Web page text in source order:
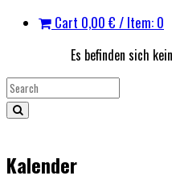
Cart 0,00 € / Item: 0
Es befinden sich
Kalender